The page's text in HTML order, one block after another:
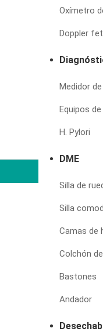
Oxímetro
Doppler
Medidor
Equipos
H. Pylori
DME
Silla de
Silla
Camas de
Colchón
Bastones
Andador